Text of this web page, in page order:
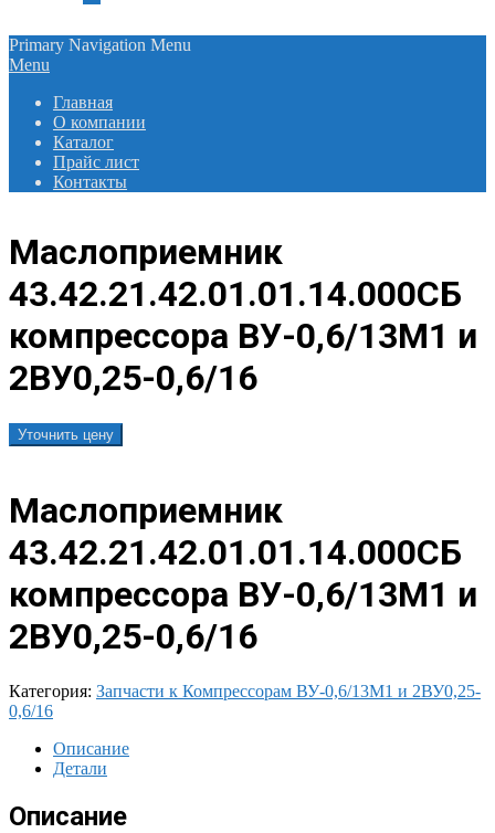
Primary Navigation Menu
Menu
Главная
О компании
Каталог
Прайс лист
Контакты
Маслоприемник
43.42.21.42.01.01.14.000СБ
компрессора ВУ-0,6/13М1 и
2ВУ0,25-0,6/16
Уточнить цену
Маслоприемник
43.42.21.42.01.01.14.000СБ
компрессора ВУ-0,6/13М1 и
2ВУ0,25-0,6/16
Категория: Запчасти к Компрессорам ВУ-0,6/13М1 и 2ВУ0,25-
0,6/16
Описание
Детали
Описание